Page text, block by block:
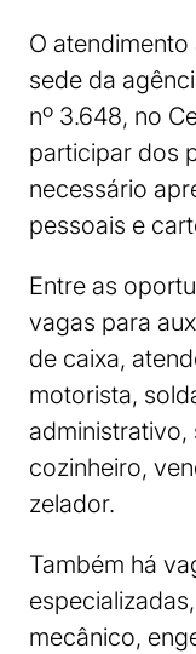
O
sede da
nº 3.648, no
participar dos
necessário
pessoais e
Entre as
vagas para
de caixa,
motorista,
administrativo,
cozinheiro,
zelador.
Também há
mecânico,